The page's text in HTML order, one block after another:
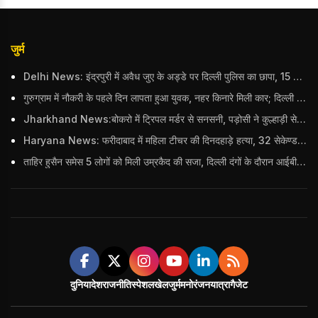
जुर्म
Delhi News: इंद्रपुरी में अवैध जुए के अड्डे पर दिल्ली पुलिस का छापा, 15 जुआरियों को पकड़ा; ₹3.61 लाख नकद और अन्य सामान बरामद
गुरुग्राम में नौकरी के पहले दिन लापता हुआ युवक, नहर किनारे मिली कार; दिल्ली पुलिस ने दर्ज की FIR
Jharkhand News:बोकरो में ट्रिपल मर्डर से सनसनी, पड़ोसी ने कुल्हाड़ी से पति-पत्नी और बहु की हत्या की
Haryana News: फरीदाबाद में महिला टीचर की दिनदहाड़े हत्या, 32 सेकेण्ड में 34 बार किया वार
ताहिर हुसैन समेस 5 लोगों को मिली उम्रकैद की सजा, दिल्ली दंगों के दौरान आईबी अधिकारी का किया था कत्ल
दुनियादेशराजनीतिस्पेशलखेलजुर्ममनोरंजनयात्रागैजेट